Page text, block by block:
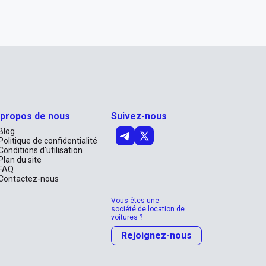
de nous
Blog
Politique de confidentialité
d'utilisation
Plan du site
FAQ
nous
Suivez-nous
Vous êtes une
société de location de
voitures ?
Rejoignez-nous